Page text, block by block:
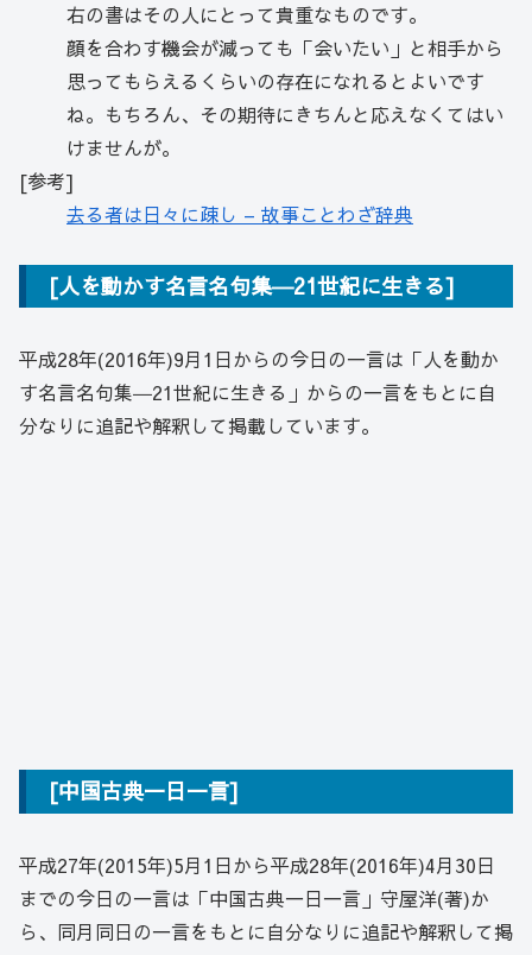
右の書はその人にとって貴重なものです。
顔を合わす機会が減っても「会いたい」と相手から
思ってもらえるくらいの存在になれるとよいです
ね。もちろん、その期待にきちんと応えなくてはい
けませんが。
[参考]
去る者は日々に疎し – 故事ことわざ辞典
[人を動かす名言名句集―21世紀に生きる]
平成28年(2016年)9月1日からの今日の一言は「人を動か
す名言名句集―21世紀に生きる」からの一言をもとに自
分なりに追記や解釈して掲載しています。
[中国古典一日一言]
平成27年(2015年)5月1日から平成28年(2016年)4月30日
までの今日の一言は「中国古典一日一言」守屋洋(著)か
ら、同月同日の一言をもとに自分なりに追記や解釈して掲